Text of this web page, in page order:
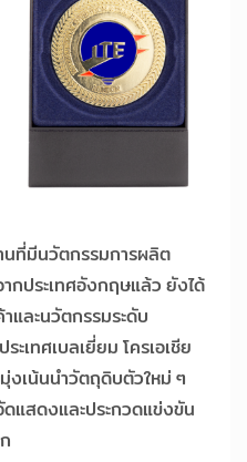
นที่มีนวัตกรรมการผลิต
กประเทศอังกฤษแล้ว ยังได้
และนวัตกรรมระดับ
ะเทศเบลเยี่ยม โครเอเชีย
งเน้นนำวัตถุดิบตัวใหม่ ๆ
แสดงและประกวดแข่งขัน